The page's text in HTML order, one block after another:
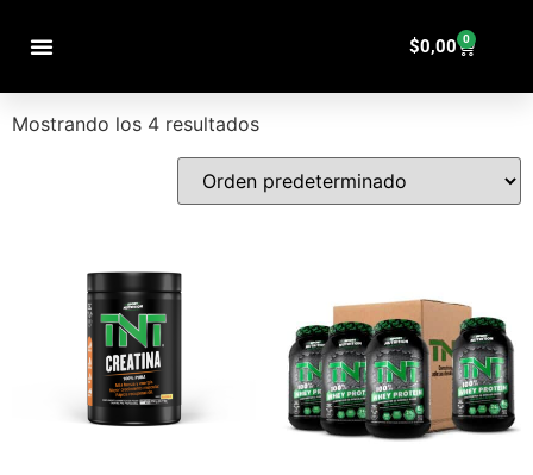
$0,00 0
energia
Mostrando los 4 resultados